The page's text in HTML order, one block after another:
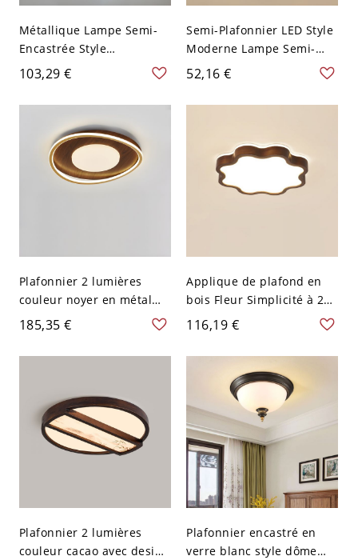
Métallique Lampe Semi-
Encastrée Style
Contemporain Semi-
Plafonnier LED Cercle
pour Salon - Blanc 110 V-
120 V 2 Blanc
103,29 €
Semi-Plafonnier LED Style
Moderne Lampe Semi-
Encastrée au Plafond en
Métal Design
Géométrique - Noir 110 V-
52,16 €
Plafonnier 2 lumières
couleur noyer en métal
pour chambre - 110 V-120
V 46,99 cm
185,35 €
Applique de plafond en
bois Fleur Simplicité à 2
lumières pour usage
résidentiel - 110 V-120 V
35,56 cm Blanc
116,19 €
Plafonnier 2 lumières
couleur cacao avec design
Plafonnier encastré en
verre blanc style dôme